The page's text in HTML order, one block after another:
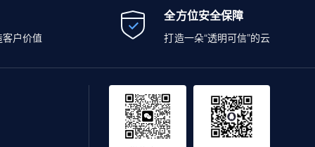
户价值
全方位安全保障
打造一朵“透明可信”的云